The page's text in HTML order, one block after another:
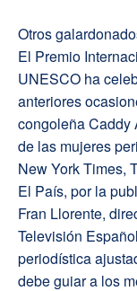
Otros
El Premio
UNESCO ha
anteriores
congoleña Caddy
de las mujeres
New York Times,
El País, por la
Fran Llorente,
Televisión
periodística
debe guiar a los